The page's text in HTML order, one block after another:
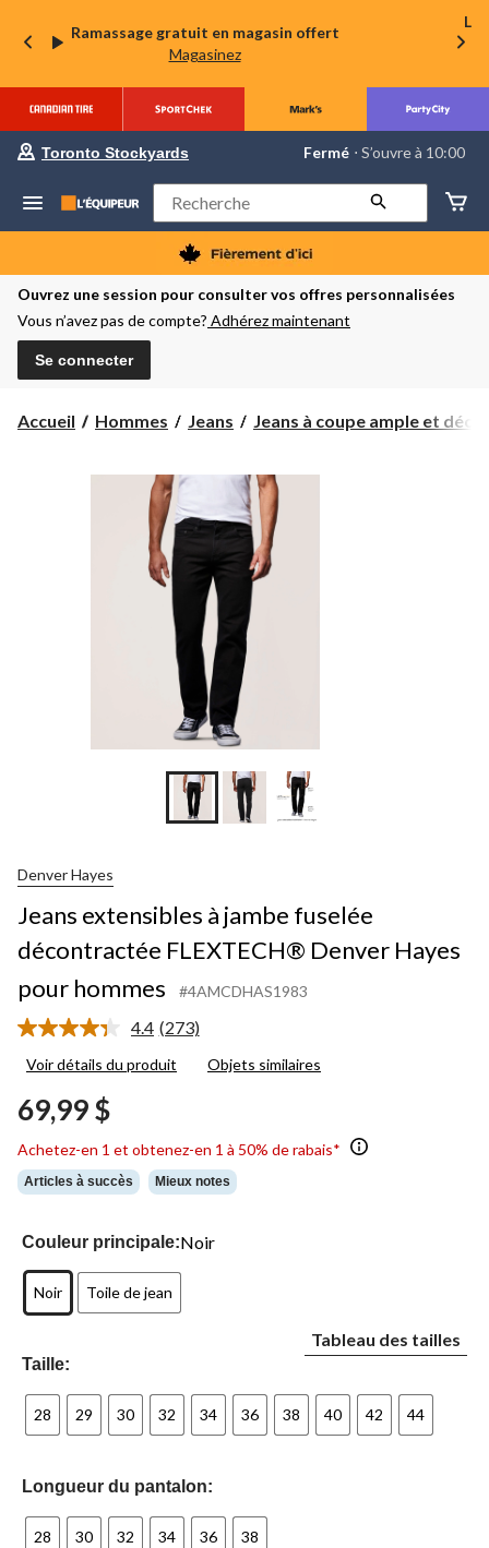
Ramassage gratuit en magasin offert
Magasinez
La
préféré
Toronto
Stockyards,
courament
Fermé,
S’ouvre
à
Toronto Stockyards Fermé ⋅ S’ouvre à 10:00
Rechercher
Ouvrez une session pour consulter vos offres personnalisées
Vous n’avez pas de compte? Adhérez maintenant
Se connecter
Accueil Hommes Jeans Jeans à coupe ample et
Denver Hayes
Jeans extensibles à jambe fuselée
décontractée FLEXTECH® Denver Hayes
pour hommes
#4AMCDHAS1983
4.4 Lire
273
même
page.
(273)
Voir détails du produit Objets similaires
69,99 $
Achetez-en 1 et obtenez-en 1 à 50% de rabais*
Articles à succès Mieux notes
Couleur principale:Noir
Noir Toile de jean
Taille:
Tableau des tailles
28 29 30 32 34 36 38 40 42 44
Longueur du pantalon:
28 30 32 34 36 38